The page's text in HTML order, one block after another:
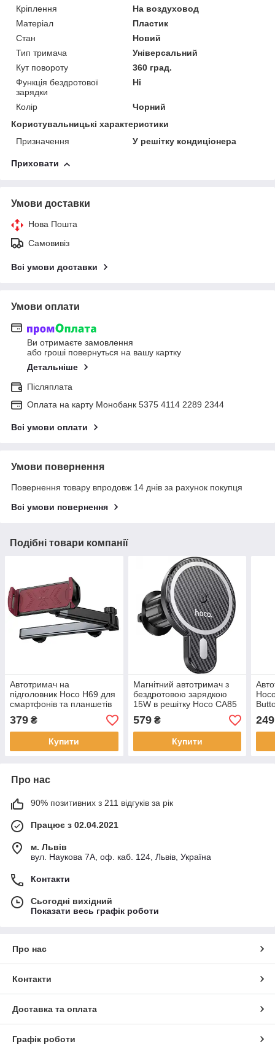
Кріплення
На воздуховод
Матеріал
Пластик
Стан
Новий
Тип тримача
Універсальний
Кут повороту
360 град.
Функція бездротової
зарядки
Ні
Колір
Чорний
Користувальницькі характеристики
Призначення
У решітку кондиціонера
Приховати
Умови доставки
Нова Пошта
Самовивіз
Всі умови доставки
Умови оплати
Ви отримаєте замовлення
або гроші повернуться на вашу картку
Детальніше
Післяплата
Оплата на карту Монобанк 5375 4114 2289 2344
Всі умови оплати
Умови повернення
Повернення товару впродовж 14 днів за рахунок покупця
Всі умови повернення
Подібні товари компанії
Автотримач на
підголовник Hoco H69 для
смартфонів та планшетів
Black
379 ₴
Купити
Магнітний автотримач з
бездротовою зарядкою
15W в решітку Hoco CA85
Wireless Charger Black
579₴
Купити
249
Про нас
90% позитивних з 211 відгуків за рік
Працює з 02.04.2021
м. Львів
вул. Наукова 7А, оф. каб. 124, Львів, Україна
Контакти
Сьогодні вихідний
Показати весь графік роботи
Про нас
Контакти
Доставка та оплата
Графік роботи